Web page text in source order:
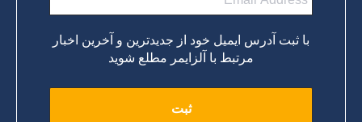
با ثبت آدرس ایمیل خود از جدیدترین و آخرین اخبار
مرتبط با آلزایمر مطلع شوید